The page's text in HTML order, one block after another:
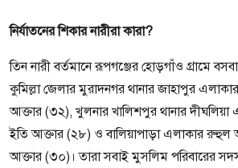
নির্যাতনের শিকার নারীরা কারা?
তিন নারী বর্তমানে রূপগঞ্জের হোড়গাঁও গ্রামে
কুমিল্লা জেলার মুরাদনগর থানার জাহাপুর এলাকার
আক্তার (৩২), খুলনার খালিশপুর থানার দীঘলিয়া
ইতি আক্তার (২৮) ও বালিয়াপাড়া এলাকার রুহুল
আক্তার (৩০)। তারা সবাই মুসলিম পরিবারের